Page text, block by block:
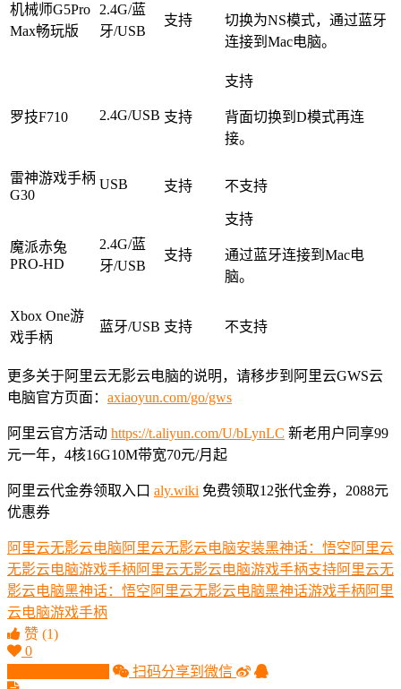
机械师G5Pro
Max畅玩版
2.4G/蓝
牙/USB
支持
切换为NS模式，通过蓝牙
连接到Mac电脑。
罗技F710 2.4G/USB 支持
支持
背面切换到D模式再连
接。
雷神游戏手柄
G30
USB 支持 不支持
魔派赤兔
PRO-HD
2.4G/蓝
牙/USB
支持
支持
通过蓝牙连接到Mac电
脑。
Xbox One游
戏手柄
蓝牙/USB 支持 不支持
更多关于阿里云无影云电脑的说明，请移步到阿里云GWS云
电脑官方页面： axiaoyun.com/go/gws
阿里云官方活动 https://t.aliyun.com/U/bLynLC 新老用户同享99
元一年，4核16G10M带宽70元/月起
阿里云代金券领取入口 aly.wiki 免费领取12张代金券，2088元
优惠券
阿里云无影云电脑阿里云无影云电脑安装黑神话：悟空 阿里云
无影云电脑游戏手柄 阿里云无影云电脑游戏手柄支持阿里云无
影云电脑黑神话：悟空 阿里云无影云电脑黑神话游戏手柄 阿里
云电脑游戏手柄
赞 (1)
0
扫码分享到微信